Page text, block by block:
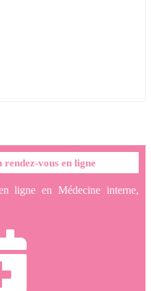
rendez-vous en ligne
ligne en Médecine interne,